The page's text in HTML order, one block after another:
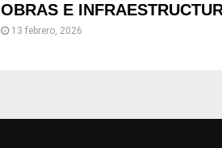
OBRAS E
13 febrero, 2026